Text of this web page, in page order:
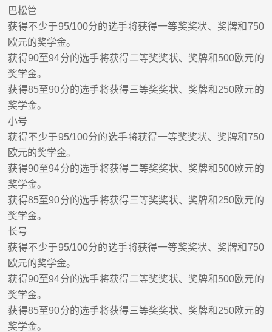
巴松管
获得不少于95/100分的选手将获得一等奖奖状、奖牌和750
欧元的奖学金。
获得90至94分的选手将获得二等奖奖状、奖牌和500欧元的
奖学金。
获得85至90分的选手将获得三等奖奖状、奖牌和250欧元的
奖学金。
小号
获得不少于95/100分的选手将获得一等奖奖状、奖牌和750
欧元的奖学金。
获得90至94分的选手将获得二等奖奖状、奖牌和500欧元的
奖学金。
获得85至90分的选手将获得三等奖奖状、奖牌和250欧元的
奖学金。
长号
获得不少于95/100分的选手将获得一等奖奖状、奖牌和750
欧元的奖学金。
获得90至94分的选手将获得二等奖奖状、奖牌和500欧元的
奖学金。
获得85至90分的选手将获得三等奖奖状、奖牌和250欧元的
奖学金。